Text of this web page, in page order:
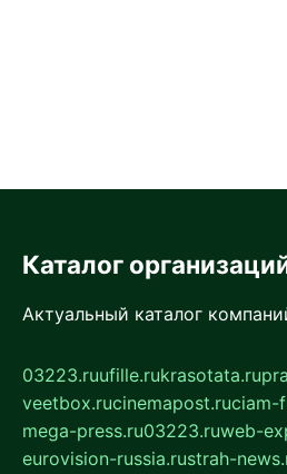
Каталог
Актуальный каталог
03223.ruufille.rukrasotata.ru
veetbox.rucinemapost.ruciam-
mega-press.ru03223.ruweb-
eurovision-russia.rustrah-